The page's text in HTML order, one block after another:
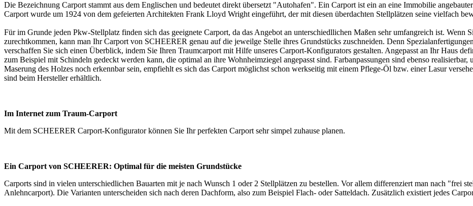
Die Bezeichnung Carport stammt aus dem Englischen und bedeutet direkt übersetzt "Autohafen". Ein Carport ist ein an eine Immobilie
Carport wurde um 1924 von dem gefeierten Architekten Frank Lloyd Wright eingeführt, der mit diesen überdachten Stellplätzen seine vielfach
Für im Grunde jeden Pkw-Stellplatz finden sich das geeignete Carport, da das Angebot an unterschiedllichen Maßen sehr umfangreich ist. Wenn
zurechtkommen, kann man Ihr Carport von SCHEERER genau auf die jeweilge Stelle ihres Grundstücks zuschneiden. Denn
verschaffen Sie sich einen Überblick, indem Sie Ihren Traumcarport mit Hilfe unseres Carport-Konfigurators gestalten. Angepasst an Ihr Haus
zum Beispiel mit Schindeln gedeckt werden kann, die optimal an ihre Wohnheimziegel angepasst sind. Farbanpassungen sind ebenso
Maserung des Holzes noch erkennbar sein, empfiehlt es sich das Carport möglichst schon werkseitig mit einem Pflege-Öl bzw. einer Lasur
sind beim Hersteller erhältlich.
Im Internet zum Traum-Carport
Mit dem SCHEERER Carport-Konfiguratorkönnen Sie Ihr perfekten Carport sehr simpel zuhause planen.
Ein Carport von SCHEERER: Optimal für die meisten Grundstücke
Carports sind in vielen unterschiedlichen Bauarten mit je nach Wunsch 1 oder 2 Stellplätzen zu bestellen. Vor allem differenziert man nach "frei
Anlehncarport). Die Varianten unterscheiden sich nach deren Dachform, also zum Beispiel Flach- oder Satteldach. Zusätzlich existiert jedes